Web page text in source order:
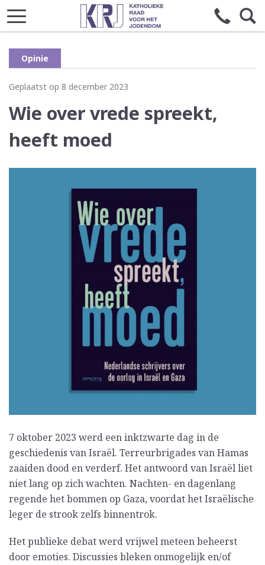
Opinie
Geplaatst op 8 december 2023
Wie over vrede spreekt,
heeft moed
7 oktober 2023 werd een inktzwarte dag in de
geschiedenis van Israël. Terreurbrigades van Hamas
zaaiden dood en verderf. Het antwoord van Israël liet
niet lang op zich wachten. Nachten- en dagenlang
regende het bommen op Gaza, voordat het Israëlische
leger de strook zelfs binnentrok.
Het publieke debat werd vrijwel meteen beheerst
door emoties. Discussies bleken onmogelijk en/of